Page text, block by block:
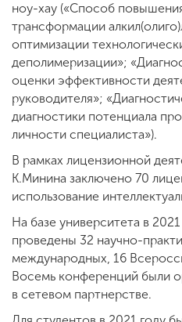
ноу-хау («Способ
трансформации
оптимизации
деполимеризации»;
оценки эффективности
руководителя»;
диагностики потенциала
личности специалиста»).
В рамках лицензионной
К.Минина заключено 70
использование
На базе университета в
проведены 32 научно-
международных, 16
Восемь конференций были
в сетевом партнерстве.